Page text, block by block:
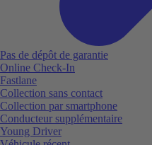
Pas de dépôt de garantie
Online Check-In
Fastlane
Collection sans contact
Collection par smartphone
Conducteur supplémentaire
Young Driver